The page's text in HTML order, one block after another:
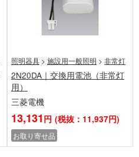
照明器具 > 施設用一般照明 > 非常灯
2N20DA｜交換用電池（非常灯
用）
三菱電機
13,131 円 (税抜：11,937円)
お取り寄せ品